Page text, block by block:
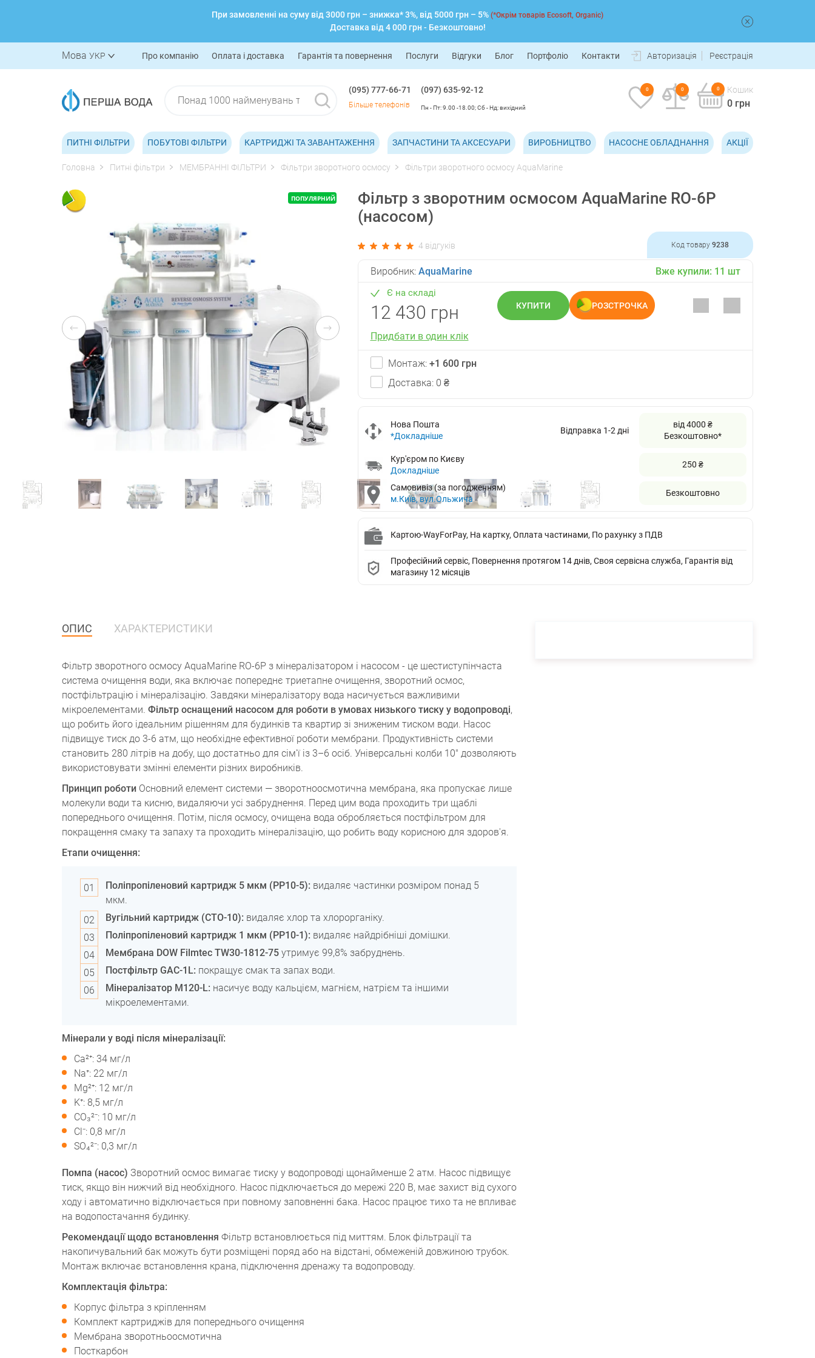
При замовленні на суму від 3000 грн – знижка* 3%, від 5000 грн – 5% (*Окрім товарів Ecosoft, Organic)
Доставка від 4 000 грн - Безкоштовно!
Мова УКР Про компанію Оплата і доставка Гарантія та повернення Послуги Відгуки Блог Портфоліо Контакти Авторизація Реєстрація
(095) 777-66-71
Більше телефонів
(097) 635-92-12
Пн - Пт: 9.00 -18.00; Сб - Нд: вихідний
0 0 0 Кошик
0 грн
ПИТНІ ФІЛЬТРИ ПОБУТОВІ ФІЛЬТРИ КАРТРИДЖІ ТА ЗАВАНТАЖЕННЯ ЗАПЧАСТИНИ ТА АКСЕСУАРИ ВИРОБНИЦТВО НАСОСНЕ ОБЛАДНАННЯ АКЦІЇ
Головна Питні фільтри МЕМБРАННІ ФІЛЬТРИ Фільтри зворотного осмосу Фільтри зворотного осмосу AquaMarine
ПОПУЛЯРНИЙ
Фільтр з зворотним осмосом AquaMarine RO-6P
(насосом)
4 відгуків Код товару 9238
Виробник: AquaMarine Вже купили: 11 шт
Є на складі
12 430 грн КУПИТИ РОЗСТРОЧКА
Придбати в один клік
Монтаж: +1 600 грн
Доставка: 0 ₴
Нова Пошта
*Докладніше
Відправка 1-2 дні
від 4000 ₴
Безкоштовно*
Кур'єром по Києву
Докладніше
250 ₴
Самовивіз (за погодженням)
м.Київ, вул.Ольжича
Безкоштовно
Картою-WayForPay, На картку, Оплата частинами, По рахунку з ПДВ
Професійний сервіс, Повернення протягом 14 днів, Своя сервісна служба, Гарантія від
магазину 12 місяців
ОПИС ХАРАКТЕРИСТИКИ
Фільтр зворотного осмосу AquaMarine RO-6P з мінералізатором і насосом - це шестиступінчаста
система очищення води, яка включає попереднє триетапне очищення, зворотний осмос,
постфільтрацію і мінералізацію. Завдяки мінералізатору вода насичується важливими
мікроелементами. Фільтр оснащений насосом для роботи в умовах низького тиску у водопроводі,
що робить його ідеальним рішенням для будинків та квартир зі зниженим тиском води. Насос
підвищує тиск до 3-6 атм, що необхідне ефективної роботи мембрани. Продуктивність системи
становить 280 літрів на добу, що достатньо для сім'ї із 3–6 осіб. Універсальні колби 10" дозволяють
використовувати змінні елементи різних виробників.
Принцип роботи Основний елемент системи — зворотноосмотична мембрана, яка пропускає лише
молекули води та кисню, видаляючи усі забруднення. Перед цим вода проходить три щаблі
попереднього очищення. Потім, після осмосу, очищена вода обробляється постфільтром для
покращення смаку та запаху та проходить мінералізацію, що робить воду корисною для здоров'я.
Етапи очищення:
Поліпропіленовий картридж 5 мкм (PP10-5): видаляє частинки розміром понад 5
мкм.
Вугільний картридж (CTO-10): видаляє хлор та хлорорганіку.
Поліпропіленовий картридж 1 мкм (PP10-1): видаляє найдрібніші домішки.
Мембрана DOW Filmtec TW30-1812-75 утримує 99,8% забруднень.
Постфільтр GAC-1L: покращує смак та запах води.
Мінералізатор M120-L: насичує воду кальцієм, магнієм, натрієм та іншими
мікроелементами.
Мінерали у воді після мінералізації:
Ca²⁺: 34 мг/л
Na⁺: 22 мг/л
Mg²⁺: 12 мг/л
K⁺: 8,5 мг/л
CO₃²⁻: 10 мг/л
Cl⁻: 0,8 мг/л
SO₄²⁻: 0,3 мг/л
Помпа (насос) Зворотний осмос вимагає тиску у водопроводі щонайменше 2 атм. Насос підвищує
тиск, якщо він нижчий від необхідного. Насос підключається до мережі 220 В, має захист від сухого
ходу і автоматично відключається при повному заповненні бака. Насос працює тихо та не впливає
на водопостачання будинку.
Рекомендації щодо встановлення Фільтр встановлюється під миттям. Блок фільтрації та
накопичувальний бак можуть бути розміщені поряд або на відстані, обмеженій довжиною трубок.
Монтаж включає встановлення крана, підключення дренажу та водопроводу.
Комплектація фільтра:
Корпус фільтра з кріпленням
Комплект картриджів для попереднього очищення
Мембрана зворотньоосмотична
Посткарбон